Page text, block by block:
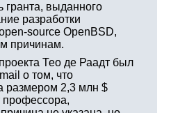
гранта, выданного
разработки
source OpenBSD,
причинам.
Тео де Раадт был
о том, что
размером 2,3 млн $
профессора,